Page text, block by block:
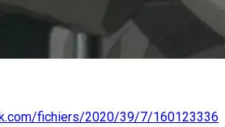
fichiers/2020/39/7/160123336